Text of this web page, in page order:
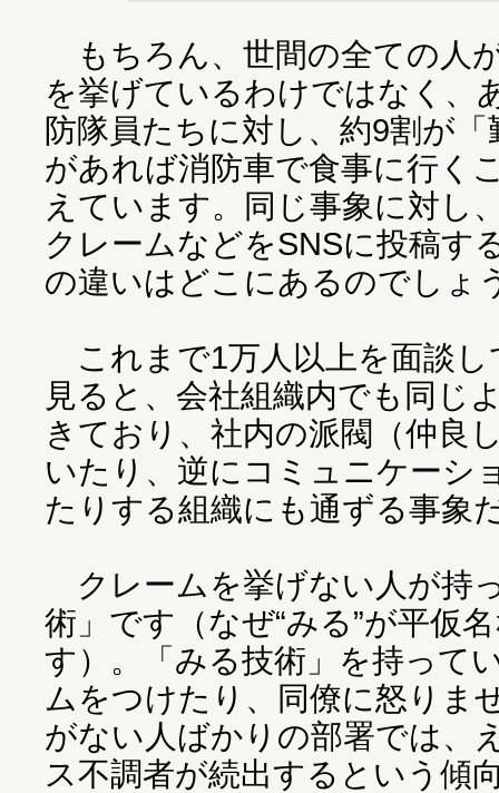
もちろん、世間の全ての人
を挙げているわけではなく、
防隊員たちに対し、約9割が
があれば消防車で食事に行く
えています。同じ事象に対し
クレームなどをSNSに投稿す
の違いはどこにあるのでしょ
これまで1万人以上を面談し
見ると、会社組織内でも同じ
きており、社内の派閥（仲良
いたり、逆にコミュニケーシ
たりする組織にも通ずる事象
クレームを挙げない人が持
術」です（なぜ“みる”が平仮
す）。「みる技術」を持って
ムをつけたり、同僚に怒りま
がない人ばかりの部署では、
ス不調者が続出するという傾